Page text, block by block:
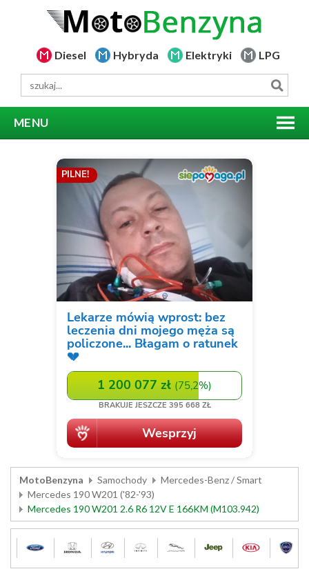
Diesel Hybryda Elektryki LPG
MENU
MotoBenzyna Samochody
Mercedes-Benz / Smart
Mercedes 190 W201 ('82-'93)
Mercedes 190 W201 2.6 R6 12V E 166KM (M103.942)